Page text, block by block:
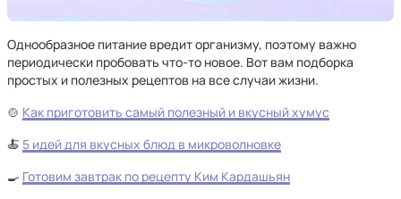
Однообразное питание вредит организму, поэтому важно
периодически пробовать что-то новое. Вот вам подборка
простых и полезных рецептов на все случаи жизни.
🍲 Как приготовить самый полезный и вкусный хумус
🍝 5 идей для вкусных блюд в микроволновке
🍳 Готовим завтрак по рецепту Ким Кардашьян